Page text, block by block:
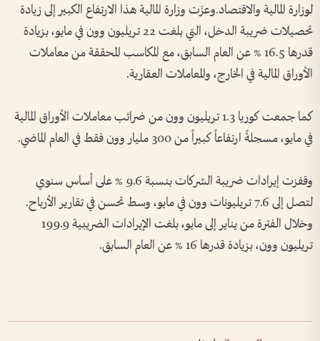
لوزارة المالية والاقتصاد.وعزَت وزارة المالية هذا الارتفاع الكبير إلى زيادة
تحصيلات ضريبة الدخل، التي بلغت 22 تريليون وون في مايو، بزيادة
قدرها 16.5 % عن العام السابق، مع المكاسب المحققة من معاملات
الأوراق المالية في الخارج، والمعاملات العقارية.
كما جمعت كوريا 1.3 تريليون وون من ضرائب معاملات الأوراق المالية
في مايو، مسجلةً ارتفاعاً كبيراً من 300 مليار وون فقط في العام الماضي.
وقفزت إيرادات ضريبة الشركات بنسبة 9.6 % على أساس سنوي
لتصل إلى 7.6 تريليونات وون في مايو، وسط تحسن في تقارير الأرباح.
وخلال الفترة من يناير إلى مايو، بلغت الإيرادات الضريبية 199.9
تريليون وون، بزيادة قدرها 16 % عن العام السابق.